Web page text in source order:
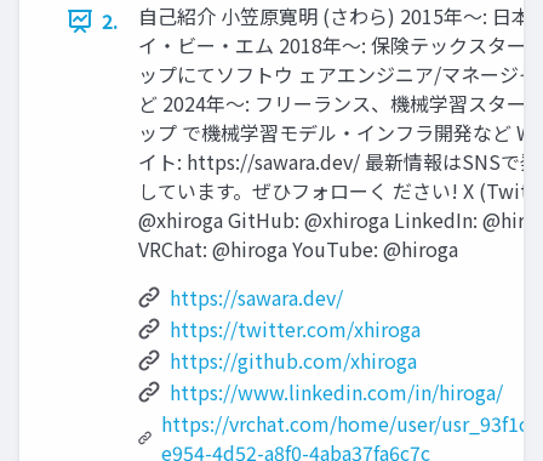
2.
自己紹介 小笠原寛明 (さわら) 2015年〜: 日本
イ・ビー・エム 2018年〜: 保険テックスター
ップにてソフトウ ェアエンジニア/マネージャ
ど 2024年〜: フリーランス、機械学習スター
ップ で機械学習モデル・インフラ開発など
イト: https://sawara.dev/ 最新情報はSNSで
しています。ぜひフォローく ださい! X
@xhiroga GitHub: @xhiroga LinkedIn:
VRChat: @hiroga YouTube: @hiroga
https://sawara.dev/
https://twitter.com/xhiroga
https://github.com/xhiroga
https://www.linkedin.com/in/hiroga/
https://vrchat.com/home/user/
e954-4d52-a8f0-4aba37fa6c7c